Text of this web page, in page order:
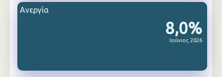
8,0%
Ιούνιος 2026
Ανεργία